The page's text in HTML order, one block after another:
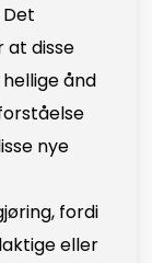
at disse
ånd
nye
fordi
eller